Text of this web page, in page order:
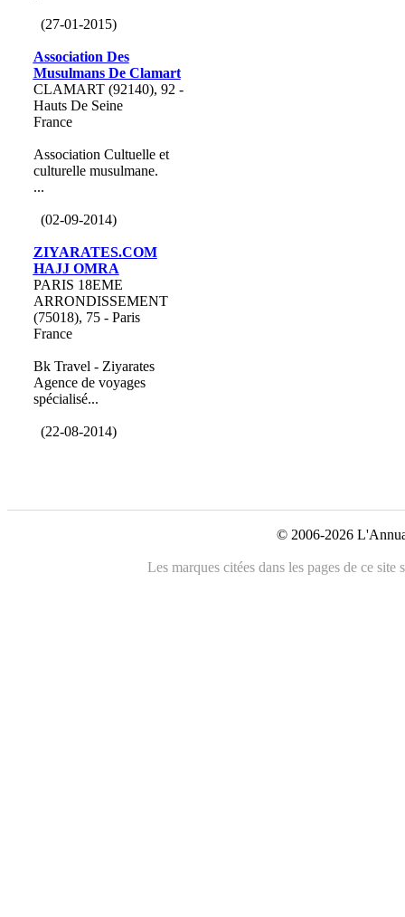
(27-01-2015)
Association Des
Musulmans De Clamart
CLAMART (92140), 92 -
Hauts De Seine
France
Association Cultuelle et
culturelle musulmane.
...
(02-09-2014)
ZIYARATES.COM
HAJJ OMRA
PARIS 18EME
ARRONDISSEMENT
(75018), 75 - Paris
France
Bk Travel - Ziyarates
Agence de voyages
spécialisé...
(22-08-2014)
© 2006-2026
Les marques citées dans les pages de ce